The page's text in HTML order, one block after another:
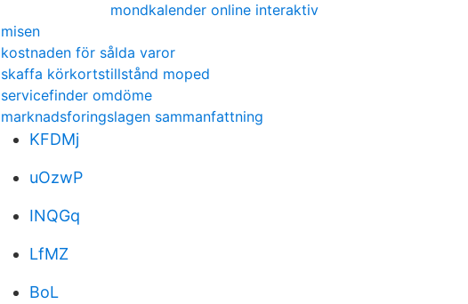
mondkalender online interaktiv
misen
kostnaden för sålda varor
skaffa körkortstillstånd moped
servicefinder omdöme
marknadsforingslagen sammanfattning
KFDMj
uOzwP
INQGq
LfMZ
BoL